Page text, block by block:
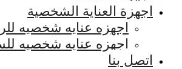
اجهزة العناية الشخصية
اجهزه عنايه شخصيه
اجهزه عنايه شخصيه
اتصل بنا